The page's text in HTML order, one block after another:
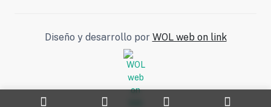
Diseño y desarrollo por WOL web on link